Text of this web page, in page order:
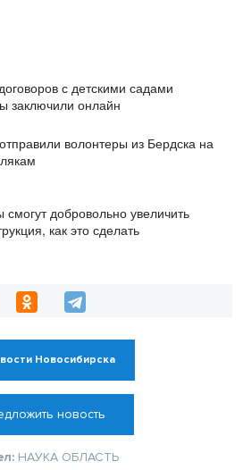
с детскими садами
заключили онлайн
волонтеры из Бердска на
добровольно увеличить
как это сделать
Новосибирска
новость
НАУКА ОБЛАСТЬ